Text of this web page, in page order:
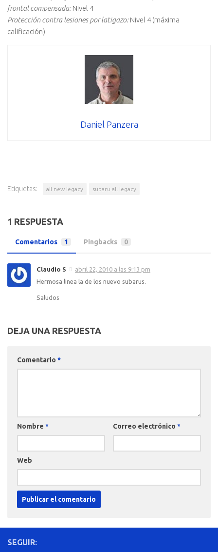
frontal compensada:Nivel 4
Protección contra lesiones por latigazo:Nivel 4 (máxima
calificación)
Daniel Panzera
Etiquetas: all new legacy subaru all legacy
1 RESPUESTA
Comentarios 1 Pingbacks 0
Claudio S
abril 22, 2010 a las 9:13 pm
Hermosa linea la de los nuevo subarus.
Saludos
DEJA UNA RESPUESTA
Comentario *
Nombre * Correo electrónico *
Web
SEGUIR: